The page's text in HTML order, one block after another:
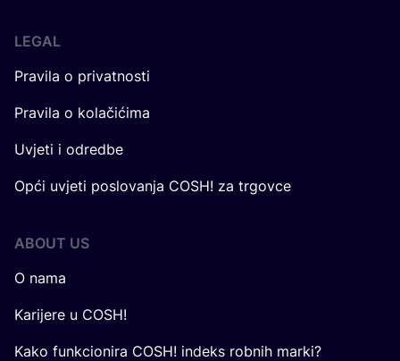
LEGAL
Pravila o privatnosti
Pravila o kolačićima
Uvjeti i odredbe
Opći uvjeti poslovanja COSH! za trgovce
ABOUT US
O nama
Karijere u COSH!
Kako funkcionira COSH! indeks robnih marki?